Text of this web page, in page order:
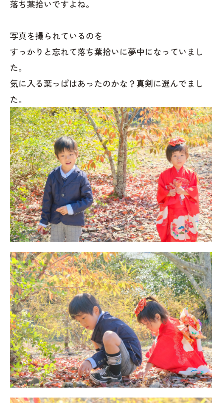
落ち葉拾いですよね。
写真を撮られているのを
すっかりと忘れて落ち葉拾いに夢中になっていまし
た。
気に入る葉っぱはあったのかな？真剣に選んでまし
た。